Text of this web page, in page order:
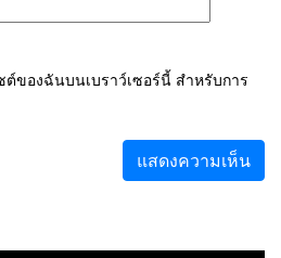
ของฉันบนเบราว์เซอร์นี้ สำหรับการ